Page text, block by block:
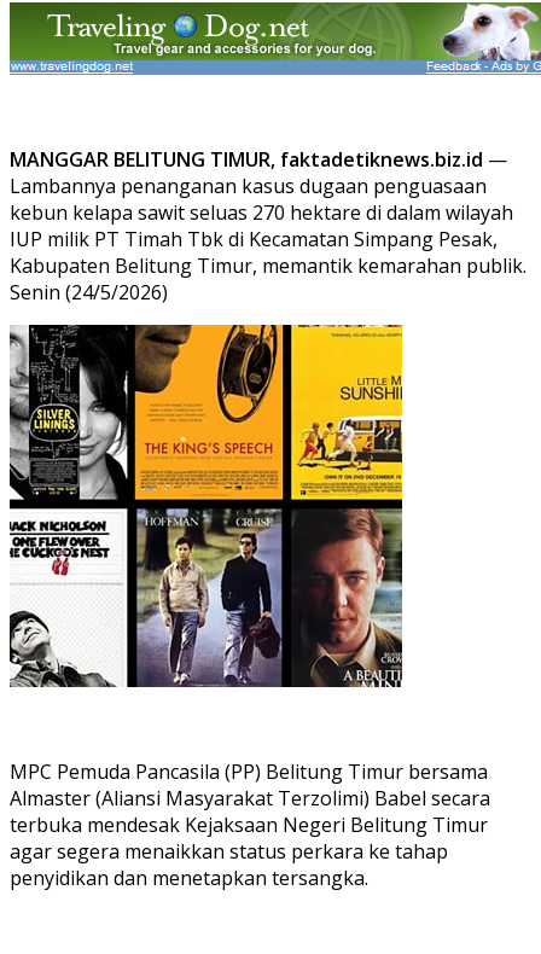
MANGGAR BELITUNG TIMUR, faktadetiknews.biz.id —
Lambannya penanganan kasus dugaan penguasaan
kebun kelapa sawit seluas 270 hektare di dalam wilayah
IUP milik PT Timah Tbk di Kecamatan Simpang Pesak,
Kabupaten Belitung Timur, memantik kemarahan publik.
Senin (24/5/2026)
MPC Pemuda Pancasila (PP) Belitung Timur bersama
Almaster (Aliansi Masyarakat Terzolimi) Babel secara
terbuka mendesak Kejaksaan Negeri Belitung Timur
agar segera menaikkan status perkara ke tahap
penyidikan dan menetapkan tersangka.